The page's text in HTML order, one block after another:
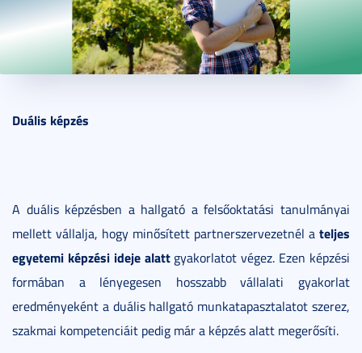
Duális képzés
A duális képzésben a hallgató a felsőoktatási tanulmányai
mellett vállalja, hogy minősített partnerszervezetnél a teljes
egyetemi képzési ideje alattgyakorlatot végez. Ezen képzési
formában a lényegesen hosszabb vállalati gyakorlat
eredményeként a duális hallgató munkatapasztalatot szerez,
szakmai kompetenciáit pedig már a képzés alatt megerősíti.